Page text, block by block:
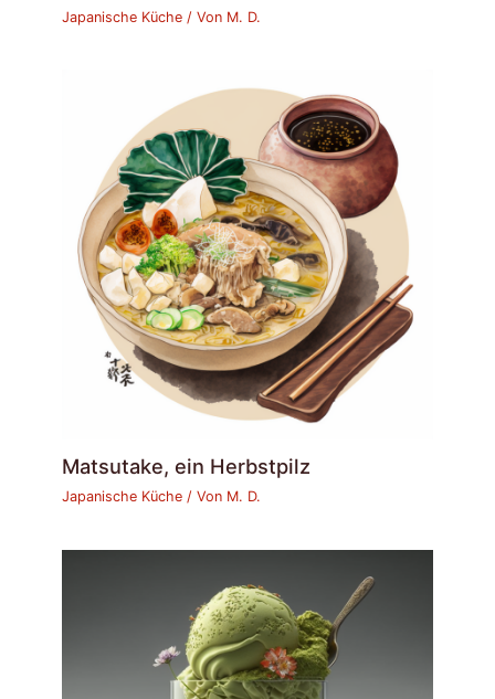
Japanische Küche / Von M. D.
Matsutake, ein Herbstpilz
Japanische Küche / Von M. D.